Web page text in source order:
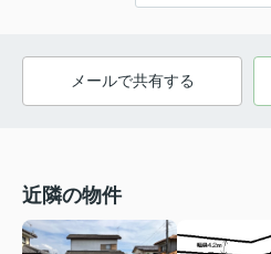
メールで共有する
近隣の物件